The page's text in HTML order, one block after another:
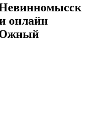
онлайн
Южный